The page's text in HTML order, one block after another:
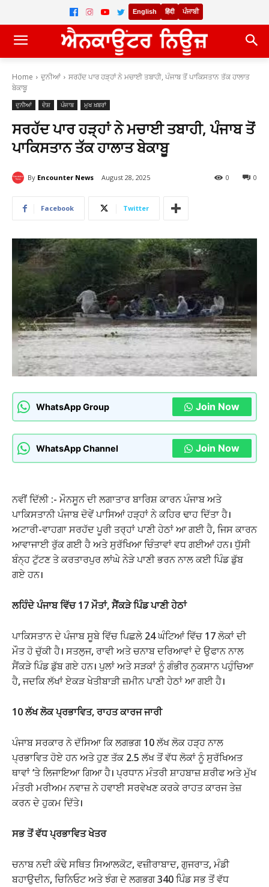
English हिंदी ਪੰਜਾਬੀ
Home ਦੁਨੀਆਂ
ਸਰਹੱਦ ਪਾਰ ਹੜ੍ਹਾਂ ਨੇ ਮਚਾਈ ਤਬਾਹੀ, ਪੰਜਾਬ ਤੋਂ ਪਾਕਿਸਤਾਨ ਤੱਕ ਹਾਲਾਤ
ਬੇਕਾਬੂ
ਦੁਨੀਆਂ ਦੇਸ਼ ਪੰਜਾਬ ਮੁਖ ਖ਼ਬਰਾਂ
ਸਰਹੱਦ ਪਾਰ ਹੜ੍ਹਾਂ ਨੇ ਮਚਾਈ ਤਬਾਹੀ, ਪੰਜਾਬ ਤੋਂ
ਪਾਕਿਸਤਾਨ ਤੱਕ ਹਾਲਾਤ ਬੇਕਾਬੂ
By Encounter News August 28, 2025 0
0
Facebook Twitter
WhatsApp Group Join Now
WhatsApp Channel Join Now
ਨਵੀਂ ਦਿੱਲੀ :- ਮੌਨਸੂਨ ਦੀ ਲਗਾਤਾਰ ਬਾਰਿਸ਼ ਕਾਰਨ ਪੰਜਾਬ ਅਤੇ
ਪਾਕਿਸਤਾਨੀ ਪੰਜਾਬ ਦੋਵੇਂ ਪਾਸਿਆਂ ਹੜ੍ਹਾਂ ਨੇ ਕਹਿਰ ਢਾਹ ਦਿੱਤਾ ਹੈ।
ਅਟਾਰੀ-ਵਾਹਗਾ ਸਰਹੱਦ ਪੂਰੀ ਤਰ੍ਹਾਂ ਪਾਣੀ ਹੇਠਾਂ ਆ ਗਈ ਹੈ, ਜਿਸ ਕਾਰਨ
ਆਵਾਜਾਈ ਰੁੱਕ ਗਈ ਹੈ ਅਤੇ ਸੁਰੱਖਿਆ ਚਿੰਤਾਵਾਂ ਵਧ ਗਈਆਂ ਹਨ। ਧੁੱਸੀ
ਬੰਨ੍ਹ ਟੁੱਟਣ ਤੇ ਕਰਤਾਰਪੁਰ ਲਾਂਘੇ ਨੇੜੇ ਪਾਣੀ ਭਰਨ ਨਾਲ ਕਈ ਪਿੰਡ ਡੁੱਬ
ਗਏ ਹਨ।
ਲਹਿੰਦੇ ਪੰਜਾਬ ਵਿੱਚ 17 ਮੌਤਾਂ, ਸੈਂਕੜੇ ਪਿੰਡ ਪਾਣੀ ਹੇਠਾਂ
ਪਾਕਿਸਤਾਨ ਦੇ ਪੰਜਾਬ ਸੂਬੇ ਵਿੱਚ ਪਿਛਲੇ 24 ਘੰਟਿਆਂ ਵਿੱਚ 17 ਲੋਕਾਂ ਦੀ
ਮੌਤ ਹੋ ਚੁੱਕੀ ਹੈ। ਸਤਲੁਜ, ਰਾਵੀ ਅਤੇ ਚਨਾਬ ਦਰਿਆਵਾਂ ਦੇ ਉਫਾਨ ਨਾਲ
ਸੈਂਕੜੇ ਪਿੰਡ ਡੁੱਬ ਗਏ ਹਨ। ਪੁਲਾਂ ਅਤੇ ਸੜਕਾਂ ਨੂੰ ਗੰਭੀਰ ਨੁਕਸਾਨ ਪਹੁੰਚਿਆ
ਹੈ, ਜਦਕਿ ਲੱਖਾਂ ਏਕੜ ਖੇਤੀਬਾੜੀ ਜ਼ਮੀਨ ਪਾਣੀ ਹੇਠਾਂ ਆ ਗਈ ਹੈ।
10 ਲੱਖ ਲੋਕ ਪ੍ਰਭਾਵਿਤ, ਰਾਹਤ ਕਾਰਜ ਜਾਰੀ
ਪੰਜਾਬ ਸਰਕਾਰ ਨੇ ਦੱਸਿਆ ਕਿ ਲਗਭਗ 10 ਲੱਖ ਲੋਕ ਹੜ੍ਹ ਨਾਲ
ਪ੍ਰਭਾਵਿਤ ਹੋਏ ਹਨ ਅਤੇ ਹੁਣ ਤੱਕ 2.5 ਲੱਖ ਤੋਂ ਵੱਧ ਲੋਕਾਂ ਨੂੰ ਸੁਰੱਖਿਅਤ
ਥਾਵਾਂ ‘ਤੇ ਲਿਜਾਇਆ ਗਿਆ ਹੈ। ਪ੍ਰਧਾਨ ਮੰਤਰੀ ਸ਼ਾਹਬਾਜ਼ ਸ਼ਰੀਫ ਅਤੇ ਮੁੱਖ
ਮੰਤਰੀ ਮਰੀਅਮ ਨਵਾਜ਼ ਨੇ ਹਵਾਈ ਸਰਵੇਖਣ ਕਰਕੇ ਰਾਹਤ ਕਾਰਜ ਤੇਜ਼
ਕਰਨ ਦੇ ਹੁਕਮ ਦਿੱਤੇ।
ਸਭ ਤੋਂ ਵੱਧ ਪ੍ਰਭਾਵਿਤ ਖੇਤਰ
ਚਨਾਬ ਨਦੀ ਕੰਢੇ ਸਥਿਤ ਸਿਆਲਕੋਟ, ਵਜ਼ੀਰਾਬਾਦ, ਗੁਜਰਾਤ, ਮੰਡੀ
ਬਹਾਉਦੀਨ, ਚਿਨਿਓਟ ਅਤੇ ਝੰਗ ਦੇ ਲਗਭਗ 340 ਪਿੰਡ ਸਭ ਤੋਂ ਵੱਧ